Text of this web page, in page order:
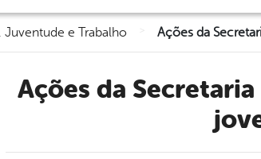
Juventude e Trabalho
Ações da Secretaria de Juventude beneficiam cerca de 1060